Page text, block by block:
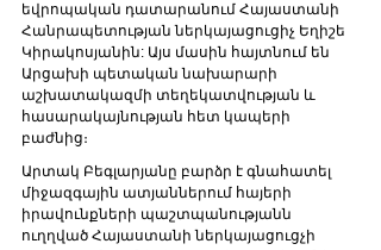
եվրոպական դատարանում Հայաստանի
Հանրապետության ներկայացուցիչ Եղիշե
Կիրակոսյանին: Այս մասին հայտնում են
Արցախի պետական նախարարի
աշխատակազմի տեղեկատվության և
հասարակայնության հետ կապերի
բաժնից։
Արտակ Բեգլարյանը բարձր է գնահատել
միջազգային ատյաններում հայերի
իրավունքների պաշտպանությանն
ուղղված Հայաստանի ներկայացուցչի